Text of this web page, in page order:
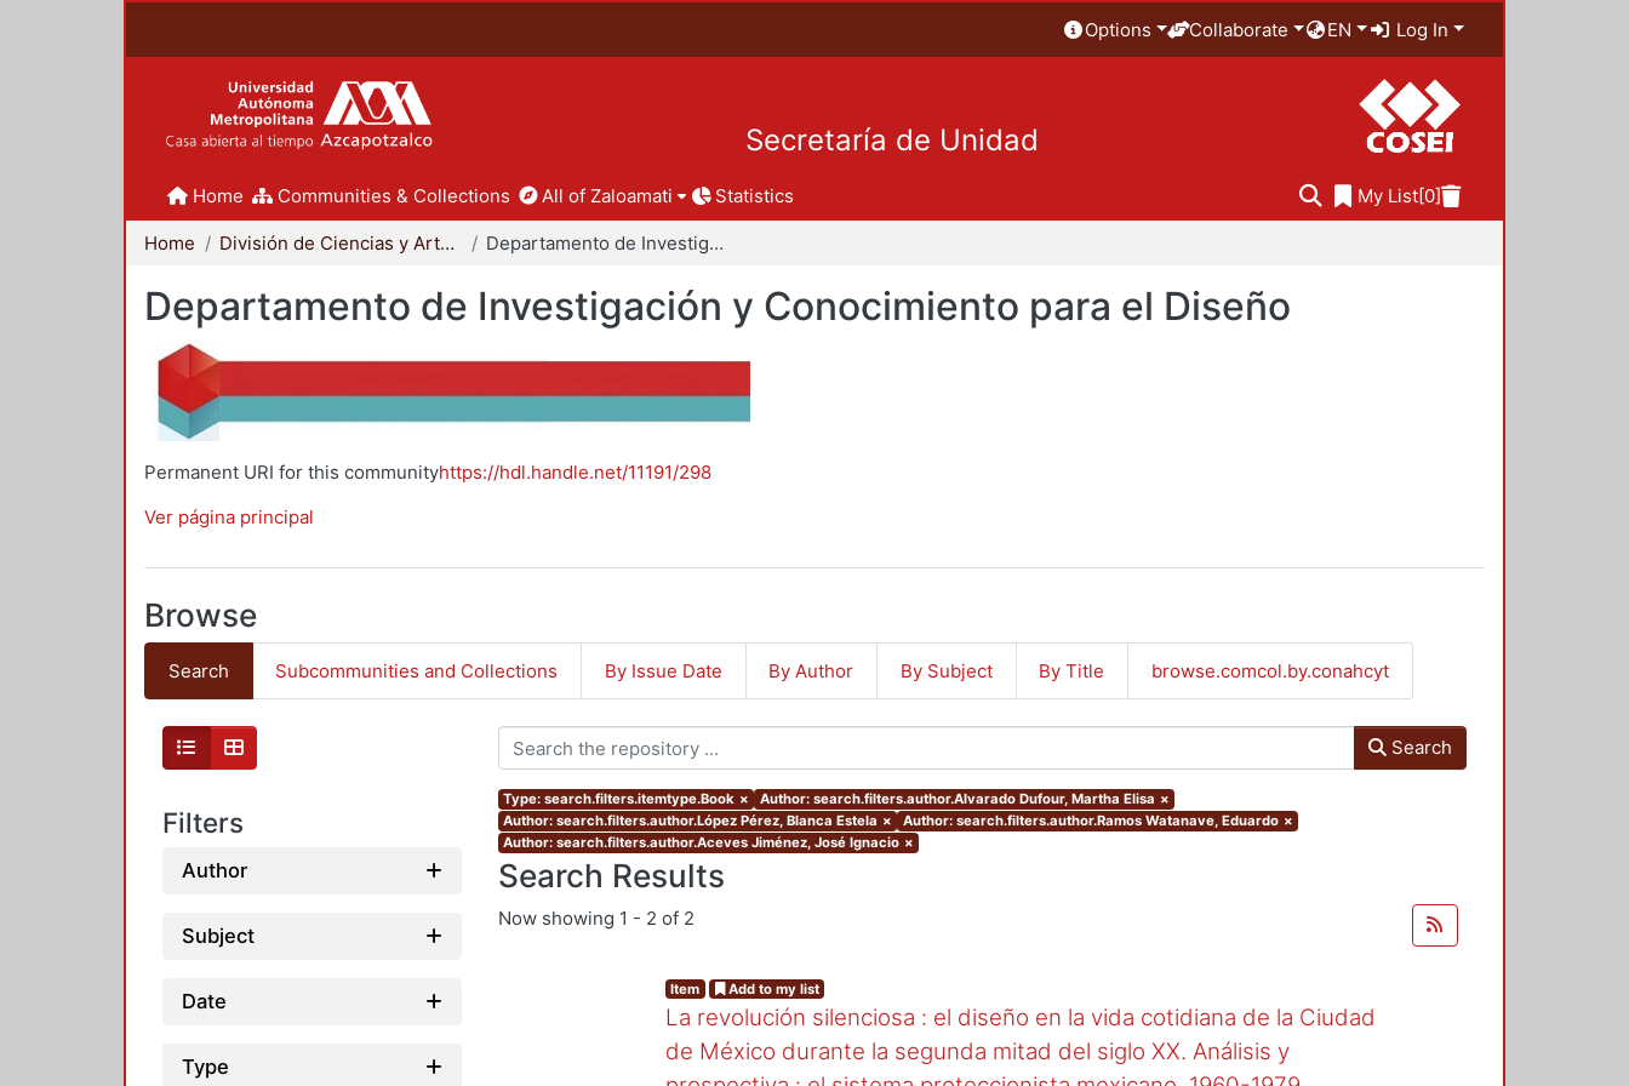
Options Collaborate EN Log In
Secretaría de Unidad
Home Communities & Collections All of Zaloamati Statistics My List[0]
Home División de Ciencias y Artes para el Diseño Departamento de Investigación y Conocimiento para el Diseño
Departamento de Investigación y Conocimiento para el Diseño
Permanent URI for this communityhttps://hdl.handle.net/11191/298
Ver página principal
Browse
Search Subcommunities and Collections By Issue Date By Author By Subject By Title browse.comcol.by.conahcyt
Filters
Author
Subject
Date
Type
Search
Type: search.filters.itemtype.Book × Author: search.filters.author.Alvarado Dufour, Martha Elisa ×
Author: search.filters.author.López Pérez, Blanca Estela × Author: search.filters.author.Ramos Watanave, Eduardo ×
Author: search.filters.author.Aceves Jiménez, José Ignacio ×
Search Results
Now showing 1 - 2 of 2
Item Add to my list
La revolución silenciosa : el diseño en la vida cotidiana de la Ciudad
de México durante la segunda mitad del siglo XX. Análisis y